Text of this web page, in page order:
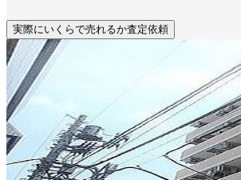
実際にいくらで売れるか査定依頼